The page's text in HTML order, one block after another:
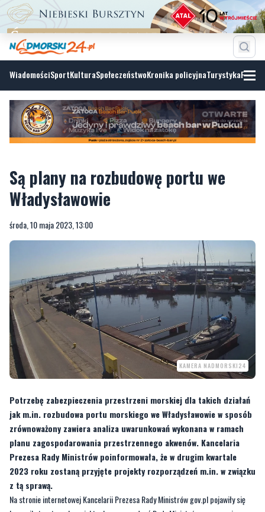
WiadomościSportKulturaSpołeczeństwoKronika policyjnaTurystyka
Są plany na rozbudowę portu we
środa, 10 maja 2023, 13:00
KAMERA NADMORSKI24
Potrzebę zabezpieczenia przestrzeni morskiej dla takich działań
jak m.in. rozbudowa portu morskiego we Władysławowie w sposób
planu zagospodarowania przestrzennego akwenów. Kancelaria
Prezesa Rady Ministrów poinformowała, że w drugim kwartale
2023 roku zostaną przyjęte projekty rozporządzeń m.in. w związku
z tą sprawą.
Na stronie internetowej Kancelarii Prezesa Rady Ministrów gov.pl pojawiły się
komunikaty o trzech projektach rozporządzeń Rady Ministrów - w sprawie
przyjęcia planu zagospodarowania przestrzennego morskich wód wewnętrznych
-portu morskiego w Gdynioraz planu zagospodarowania przestrzennego